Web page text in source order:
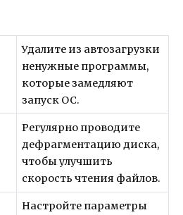
Удалите из автозагрузки
ненужные программы,
которые замедляют
запуск ОС.
Регулярно проводите
дефрагментацию диска,
чтобы улучшить
скорость чтения файлов.
Настройте параметры